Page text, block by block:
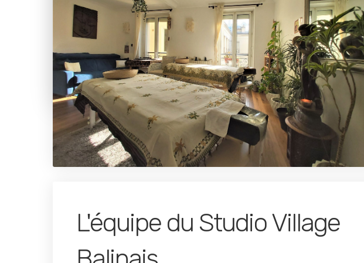
entourage.
Soulager douleur de la nuque, lombaire et musculaire, détoxifier le ventre,
drainer les jambes. Apaisez somatisations, trouble de l’endormissement,
hyperactivité, exigence et contrainte, insomnie, et épuisement mental.
Restaurer votre confiance corporelle.
L'équipe du Studio Village